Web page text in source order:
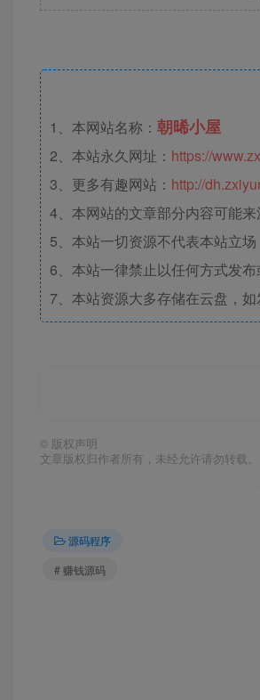
1、本网站名称： 朝晞小屋
2、本站永久网址： https://
3、更多有趣网站： http://
4、本网站的文章部分内容可能
5、本站一切资源不代表本站立
6、本站一律禁止以任何方式发
7、本站资源大多存储在云盘，
© 版权声明
文章版权归作者所有，未经允许请勿转载。
源码程序
# 赚钱源码